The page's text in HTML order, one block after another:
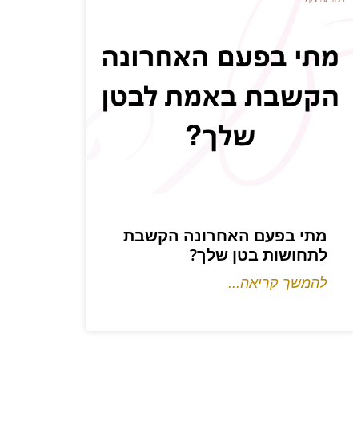
מתי בפעם האחרונה הקשבת
לתחושות בטן שלך?
להמשך קריאה...